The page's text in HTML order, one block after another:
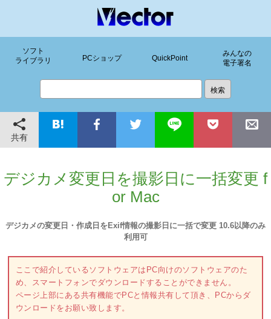
ソフト
ライブラリ
PCショップ QuickPoint
みんなの
電子署名
共有
デジカメ変更日を撮影日に一括変更 f
or Mac
デジカメの変更日・作成日をExif情報の撮影日に一括で変更 10.6以降のみ
利用可
ここで紹介しているソフトウェアはPC向けのソフトウェアのた
め、スマートフォンでダウンロードすることができません。
ページ上部にある共有機能でPCと情報共有して頂き、PCからダ
ウンロードをお願い致します。